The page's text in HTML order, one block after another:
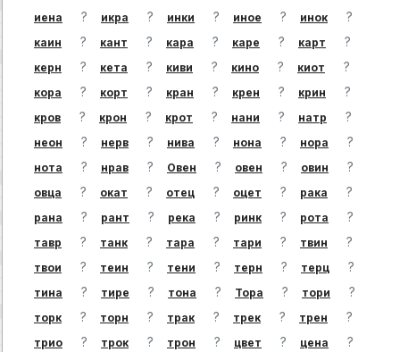
иена ? икра ? инки ? иное ? инок ?
каин ? кант ? кара ? каре ? карт ?
керн ? кета ? киви ? кино ? киот ?
кора ? корт ? кран ? крен ? крин ?
кров ? крон ? крот ? нани ? натр ?
неон ? нерв ? нива ? нона ? нора ?
нота ? нрав ? Овен ? овен ? овин ?
овца ? окат ? отец ? оцет ? рака ?
рана ? рант ? река ? ринк ? рота ?
тавр ? танк ? тара ? тари ? твин ?
твои ? теин ? тени ? терн ? терц ?
тина ? тире ? тона ? Тора ? тори ?
торк ? торн ? трак ? трек ? трен ?
трио ? трок ? трон ? цвет ? цена ?